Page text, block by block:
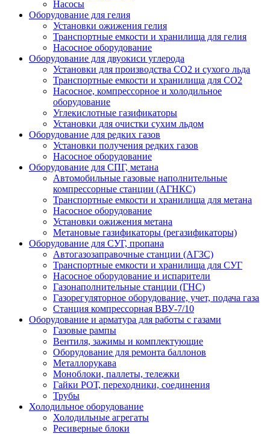
Насосы
Оборудование для гелия
Установки ожижения гелия
Транспортные емкости и хранилища для гелия
Насосное оборудование
Оборудование для двуокиси углерода
Установки для производства СО2 и сухого льда
Транспортные емкости и хранилища для CO2
Насосное, компрессорное и холодильное
оборудование
Углекислотные газификаторы
Установки для очистки сухим льдом
Оборудование для редких газов
Установки получения редких газов
Насосное оборудование
Оборудование для СПГ, метана
Автомобильные газовые наполнительные
компрессорные станции (АГНКС)
Транспортные емкости и хранилища для метана
Насосное оборудование
Установки ожижения метана
Метановые газификаторы (регазификаторы)
Оборудование для СУГ, пропана
Автогазозаправочные станции (АГЗС)
Транспортные емкости и хранилища для СУГ
Насосное оборудование и испарители
Газонаполнительные станции (ГНС)
Газорегуляторное оборудование, учет, подача газа
Станция компрессорная ВВУ-7/10
Оборудование и арматура для работы с газами
Газовые рампы
Вентиля, зажимы и комплектующие
Оборудование для ремонта баллонов
Металлорукава
Моноблоки, паллеты, тележки
Гайки РОТ, переходники, соединения
Трубы
Холодильное оборудование
Холодильные агрегаты
Ресиверные блоки